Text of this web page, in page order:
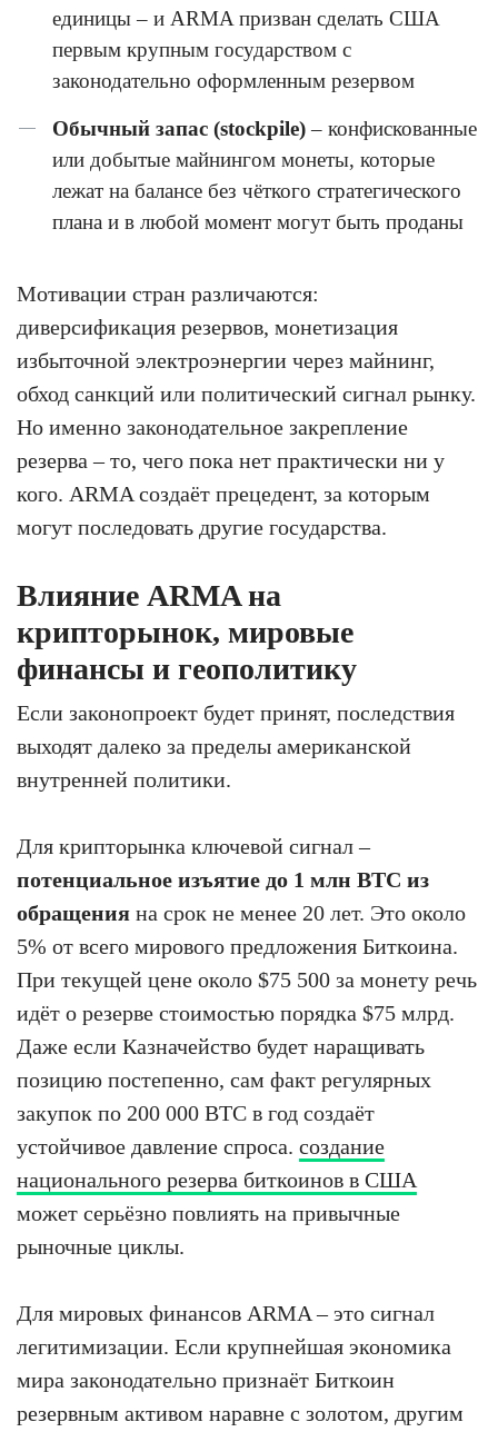
единицы – и ARMA призван сделать США
первым крупным государством с
законодательно оформленным резервом
Обычный запас (stockpile)– конфискованные
или добытые майнингом монеты, которые
лежат на балансе без чёткого стратегического
плана и в любой момент могут быть проданы
Мотивации стран различаются:
диверсификация резервов, монетизация
избыточной электроэнергии через майнинг,
обход санкций или политический сигнал рынку.
Но именно законодательное закрепление
резерва – то, чего пока нет практически ни у
кого. ARMA создаёт прецедент, за которым
могут последовать другие государства.
Влияние ARMA на
крипторынок, мировые
финансы и геополитику
Если законопроект будет принят, последствия
выходят далеко за пределы американской
внутренней политики.
Для крипторынка ключевой сигнал –
потенциальное изъятие до 1 млн BTC из
обращения на срок не менее 20 лет. Это около
5% от всего мирового предложения Биткоина.
При текущей цене около $75 500 за монету речь
идёт о резерве стоимостью порядка $75 млрд.
Даже если Казначейство будет наращивать
позицию постепенно, сам факт регулярных
закупок по 200 000 BTC в год создаёт
устойчивое давление спроса. создание
национального резерва биткоинов в США
может серьёзно повлиять на привычные
рыночные циклы.
Для мировых финансов ARMA – это сигнал
легитимизации. Если крупнейшая экономика
мира законодательно признаёт Биткоин
резервным активом наравне с золотом, другим